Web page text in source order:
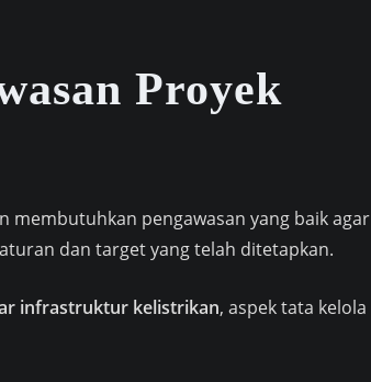
Proyek
pengawasan yang baik agar
dan target yang telah ditetapkan.
infrastruktur kelistrikan, aspek tata kelola